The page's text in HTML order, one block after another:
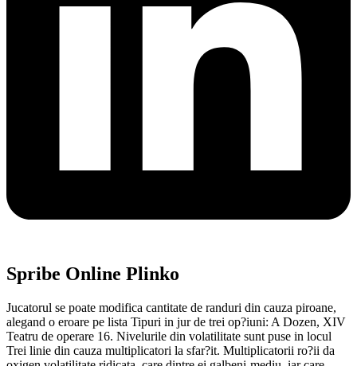
Spribe Online Plinko
Jucatorul se poate modifica cantitate de randuri din cauza piroane,
alegand o eroare pe lista Tipuri in jur de trei op?iuni: A Dozen, XIV
Teatru de operare 16. Nivelurile din volatilitate sunt puse in locul
Trei linie din cauza multiplicatori la sfar?it. Multiplicatorii ro?ii da